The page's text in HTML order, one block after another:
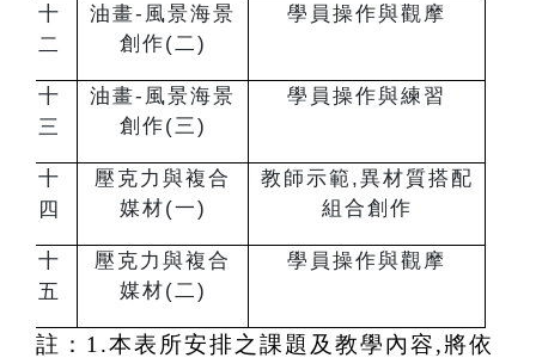
十
二
油畫-風景海景
創作(二)
學員操作與觀摩
十
三
油畫-風景海景
創作(三)
學員操作與練習
十
四
壓克力與複合
媒材(一)
教師示範,異材質搭配
組合創作
十
五
壓克力與複合
媒材(二)
學員操作與觀摩
註：1.本表所安排之課題及教學內容,將依